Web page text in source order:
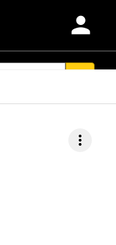
person
more_vert